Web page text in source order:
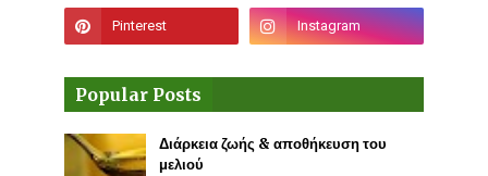
Popular Posts
Διάρκεια ζωής & αποθήκευση του
μελιού